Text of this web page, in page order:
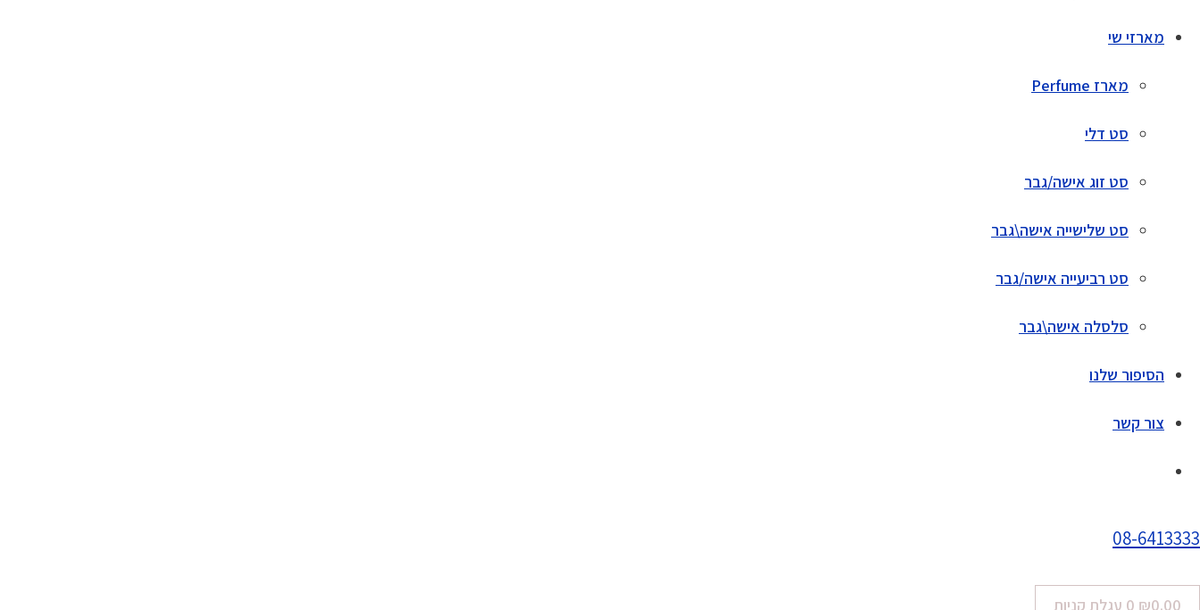
מארזי שי
מארז Perfume
סט דלי
סט זוג אישה/גבר
סט שלישייה אישה\גבר
סט רביעייה אישה/גבר
סלסלה אישה\גבר
הסיפור שלנו
צור קשר
08-6413333
₪0.00
0 עגלת קניות